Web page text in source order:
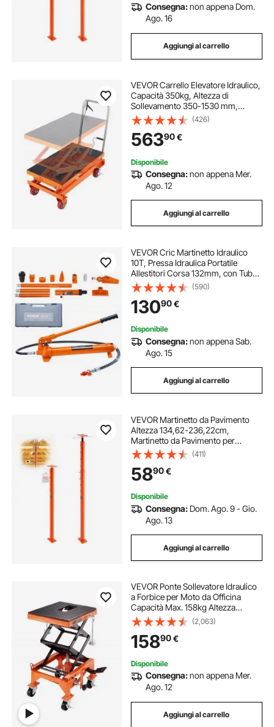
Consegna:non appena Dom.
Ago. 16
Aggiungi al carrello
VEVOR Carrello Elevatore Idraulico,
Capacità 350kg, Altezza di
Sollevamento 350-1530 mm,
Piattaforma Elevatore Manuale a
Forbice Doppia con 4 Ruote
Cuscinetto Antiscivolo, Carrello
Idraulico a Forbice
(426)
56390€
Disponibile
Consegna:non appena Mer.
Ago. 12
Aggiungi al carrello
VEVOR Cric Martinetto Idraulico
10T, Pressa Idraulica Portatile
Allestitori Corsa 132mm, con Tubo
Olio da 1,4m e Custodia, per
Riparazione Telaio Auto
Costruzione Auto, Cilindro Idraulico
Martinetto
(590)
13090€
Disponibile
Consegna:non appena Sab.
Ago. 15
Aggiungi al carrello
VEVOR Martinetto da Pavimento
Altezza 134,62-236,22cm,
Martinetto da Pavimento per
Seminterrato Regolabile per
Livellamento, Portata ca.
8164,66kg, Palo Supporto
Sollevamento Telescopico in
Acciaio
(411)
5890€
Disponibile
Consegna: Dom. Ago. 9 - Gio.
Ago. 13
Aggiungi al carrello
VEVOR Ponte Sollevatore Idraulico
a Forbice per Moto da Officina
Capacità Max. 158kg Altezza
Regolabile 35-90,5cm, Ponte
Sollevatore Alzamoto da Officina
Operazione Idraulica Piattaforma
41,5 x 35 cm
(2,063)
15890€
Disponibile
Consegna:non appena Mer.
Ago. 12
Aggiungi al carrello